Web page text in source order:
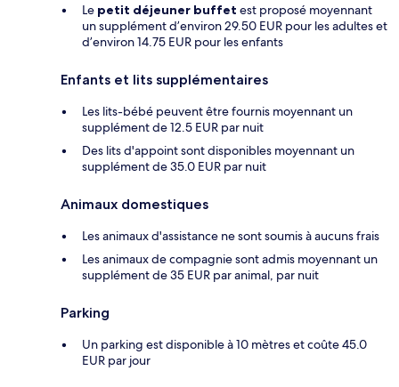
Le petit déjeuner buffet est proposé moyennant
un supplément d’environ 29.50 EUR pour les adultes et
d’environ 14.75 EUR pour les enfants
Enfants et lits supplémentaires
Les lits-bébé peuvent être fournis moyennant un
supplément de 12.5 EUR par nuit
Des lits d'appoint sont disponibles moyennant un
supplément de 35.0 EUR par nuit
Animaux domestiques
Les animaux d'assistance ne sont soumis à aucuns frais
Les animaux de compagnie sont admis moyennant un
supplément de 35 EUR par animal, par nuit
Parking
Un parking est disponible à 10 mètres et coûte 45.0
EUR par jour